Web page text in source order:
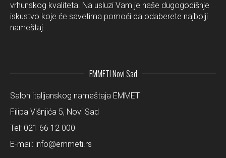
vrhunskog kvaliteta. Na usluzi Vam je naše dugogodišnje
iskustvo koje će savetima pomoći da odaberete najbolji
nameštaj.
EMMETI Novi Sad
Salon italijanskog nameštaja EMMETI
Filipa Višnjića 5, Novi Sad
Tel: 021 66 12 000
E-mail: info@emmeti.rs